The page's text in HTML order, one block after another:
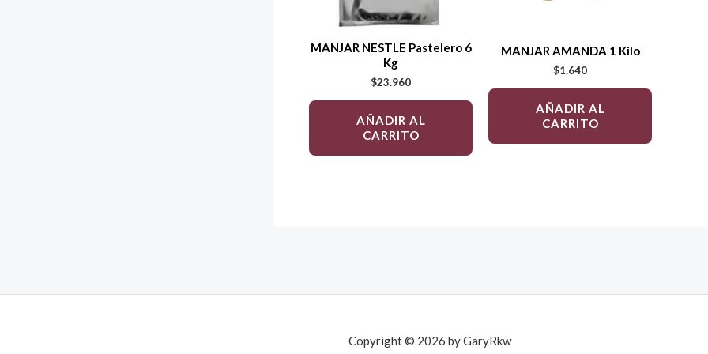
MANJAR NESTLE Pastelero 6
Kg
$23.960
AÑADIR AL
CARRITO
MANJAR AMANDA 1 Kilo
$1.640
AÑADIR AL
CARRITO
Copyright © 2026 by GaryRkw